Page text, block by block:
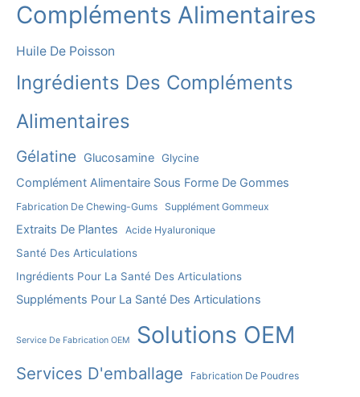
Compléments Alimentaires
Huile De Poisson
Ingrédients Des Compléments
Alimentaires
Gélatine Glucosamine Glycine
Complément Alimentaire Sous Forme De Gommes
Fabrication De Chewing-Gums Supplément Gommeux
Extraits De Plantes Acide Hyaluronique
Santé Des Articulations
Ingrédients Pour La Santé Des Articulations
Suppléments Pour La Santé Des Articulations
Service De Fabrication OEM Solutions OEM
Services D'emballage Fabrication De Poudres